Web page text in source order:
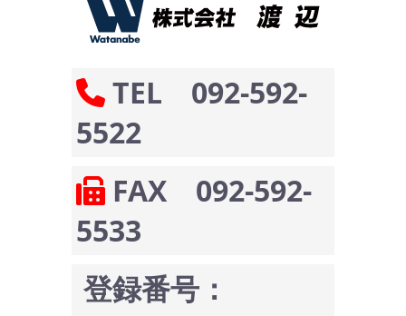
TEL 092-592-
5522
FAX 092-592-
5533
登録番号：